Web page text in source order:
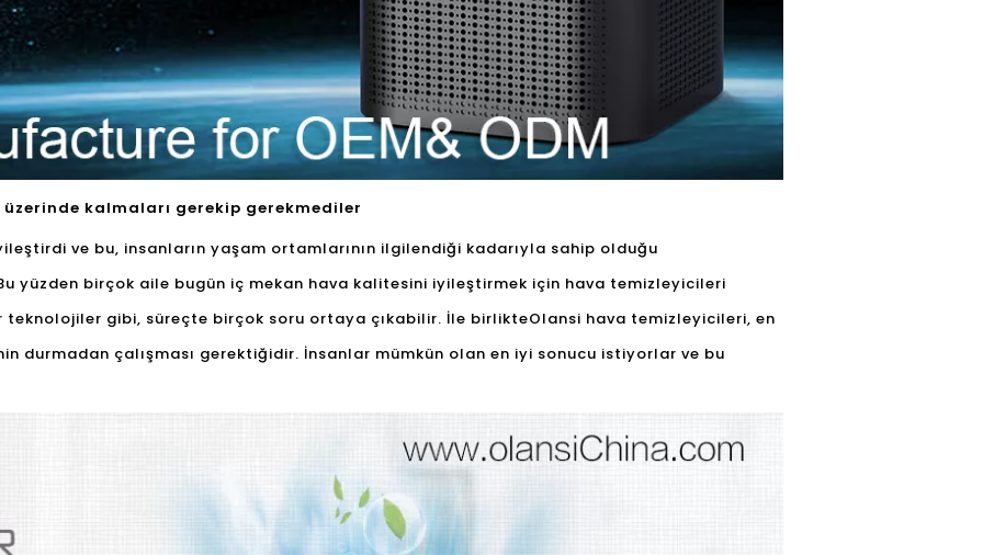
kalmaları gerekip gerekmediler
ve bu, insanların yaşam ortamlarının ilgilendiği kadarıyla sahip olduğu
yüzden birçok aile bugün iç mekan hava kalitesini iyileştirmek için hava temizleyicileri
teknolojiler gibi, süreçte birçok soru ortaya çıkabilir. İle birlikteOlansi hava temizleyicileri, en
durmadan çalışması gerektiğidir. İnsanlar mümkün olan en iyi sonucu istiyorlar ve bu